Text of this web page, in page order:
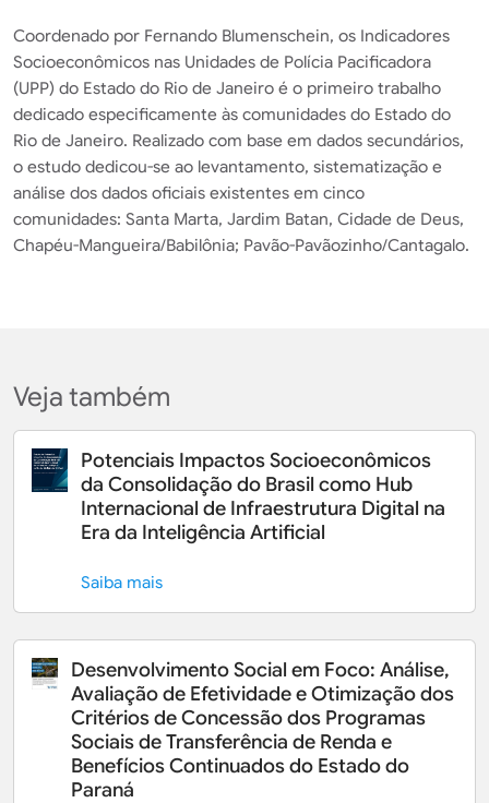
Coordenado por Fernando Blumenschein, os Indicadores
Socioeconômicos nas Unidades de Polícia Pacificadora
(UPP) do Estado do Rio de Janeiro é o primeiro trabalho
dedicado especificamente às comunidades do Estado do
Rio de Janeiro. Realizado com base em dados secundários,
o estudo dedicou-se ao levantamento, sistematização e
análise dos dados oficiais existentes em cinco
comunidades: Santa Marta, Jardim Batan, Cidade de Deus,
Chapéu-Mangueira/Babilônia; Pavão-Pavãozinho/Cantagalo.
Veja também
Potenciais Impactos Socioeconômicos
da Consolidação do Brasil como Hub
Internacional de Infraestrutura Digital na
Era da Inteligência Artificial
Saiba mais
Desenvolvimento Social em Foco: Análise,
Avaliação de Efetividade e Otimização dos
Critérios de Concessão dos Programas
Sociais de Transferência de Renda e
Benefícios Continuados do Estado do
Paraná